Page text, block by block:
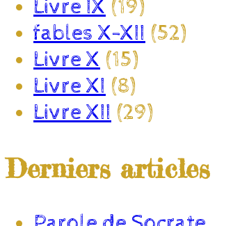
Livre IX (19)
fables X-XII (52)
Livre X (15)
Livre XI (8)
Livre XII (29)
Derniers articles